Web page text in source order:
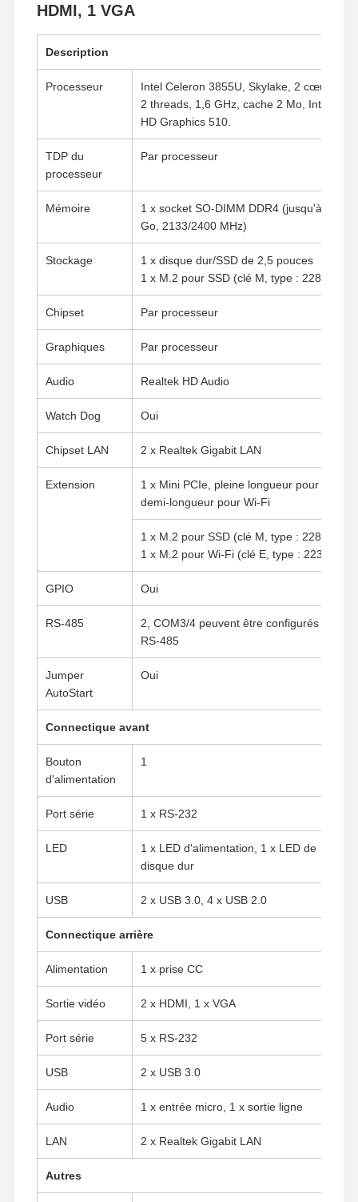
La Qualité
Le pare-feu mini PC
1U Rackmount PC est utilisé.
Mini PC POE
HDMI, 1 VGA
Description
Processeur
Intel Celeron 3855U, Skylake, 2 cœurs,
2 threads, 1,6 GHz, cache 2 Mo, Intel
HD Graphics 510.
TDP du
processeur
Par processeur
Mémoire
1 x socket SO-DIMM DDR4 (jusqu'à 32
Go, 2133/2400 MHz)
Stockage
1 x disque dur/SSD de 2,5 pouces
1 x M.2 pour SSD (clé M, type : 2280)
Chipset Par processeur
Graphiques Par processeur
Audio Realtek HD Audio
Watch Dog Oui
Chipset LAN 2 x Realtek Gigabit LAN
Extension
1 x Mini PCIe, pleine longueur pour 4G,
demi-longueur pour Wi-Fi
1 x M.2 pour SSD (clé M, type : 2280)
1 x M.2 pour Wi-Fi (clé E, type : 2230)
GPIO Oui
RS-485
2, COM3/4 peuvent être configurés en
RS-485
Jumper
AutoStart
Oui
Connectique avant
Bouton
d'alimentation
1
Port série 1 x RS-232
LED
1 x LED d'alimentation, 1 x LED de
disque dur
USB 2 x USB 3.0, 4 x USB 2.0
Connectique arrière
Alimentation 1 x prise CC
Sortie vidéo 2 x HDMI, 1 x VGA
Port série 5 x RS-232
USB 2 x USB 3.0
Audio 1 x entrée micro, 1 x sortie ligne
LAN 2 x Realtek Gigabit LAN
Autres